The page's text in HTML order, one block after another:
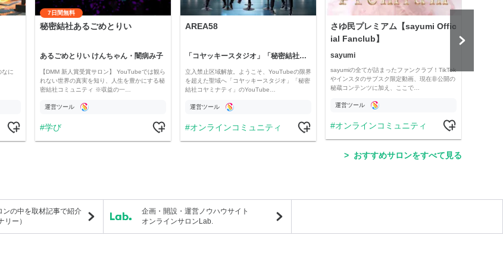
なに
7日間無料
秘密結社あるごめとりい
あるごめとりい けんちゃん・闇病み子
【DMM 新人賞受賞サロン】 YouTubeでは観ら
れない世界の真実を知り、人生を豊かにする秘
密結社コミュニティ ※収益の一…
運営ツール
学び
AREA58
「コヤッキースタジオ」「秘密結社コヤミナティ」
立入禁止区域解放。ようこそ、YouTubeの限界
を超えた聖域へ「コヤッキースタジオ」「秘密
結社コヤミナティ」のYouTube…
運営ツール
オンラインコミュニティ
さゆ民プレミアム【sayumi Offic
ial Fanclub】
sayumi
sayumiの全てが詰まったファンクラブ！TikTok
やインスタのサブスク限定動画、現在非公開の
秘蔵コンテンツに加え、ここで…
運営ツール
オンラインコミュニティ
おすすめサロンをすべて見る
ンの中を取材記事で紹介
リー）
企画・開設・運営ノウハウサイト
オンラインサロンLab.